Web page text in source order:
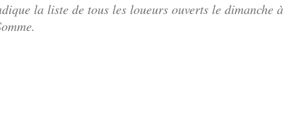
la liste de tous les loueurs ouverts le dimanche à